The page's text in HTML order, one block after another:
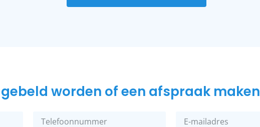
worden of een afspraak maken